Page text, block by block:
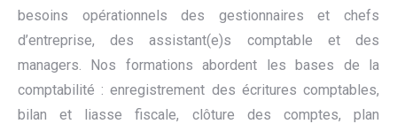
besoins opérationnels des gestionnaires et chefs
d’entreprise, des assistant(e)s comptable et des
managers. Nos formations abordent les bases de la
comptabilité : enregistrement des écritures comptables,
bilan et liasse fiscale, clôture des comptes, plan